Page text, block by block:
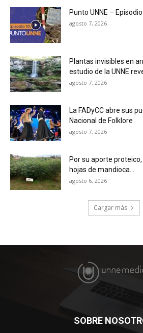
Punto UNNE –
agosto 7, 2026
Plantas invisibles en
estudio de la UNNE
agosto 7, 2026
La FADyCC abre sus
Nacional de Folklore
agosto 7, 2026
Por su aporte
hojas de mandioca...
agosto 6, 2026
Cargar más
SOBRE